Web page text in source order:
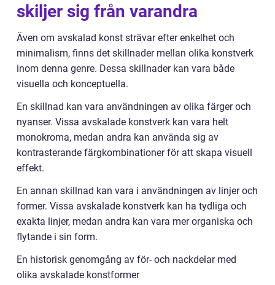
skiljer sig från varandra
Även om avskalad konst strävar efter enkelhet och
minimalism, finns det skillnader mellan olika konstverk
inom denna genre. Dessa skillnader kan vara både
visuella och konceptuella.
En skillnad kan vara användningen av olika färger och
nyanser. Vissa avskalade konstverk kan vara helt
monokroma, medan andra kan använda sig av
kontrasterande färgkombinationer för att skapa visuell
effekt.
En annan skillnad kan vara i användningen av linjer och
former. Vissa avskalade konstverk kan ha tydliga och
exakta linjer, medan andra kan vara mer organiska och
flytande i sin form.
En historisk genomgång av för- och nackdelar med
olika avskalade konstformer